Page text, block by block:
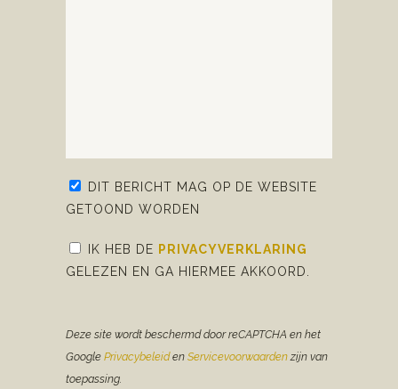
DIT BERICHT MAG OP DE WEBSITE
GETOOND WORDEN
IK HEB DE PRIVACYVERKLARING
GELEZEN EN GA HIERMEE AKKOORD.
Deze site wordt beschermd door reCAPTCHA en het
Google Privacybeleiden Servicevoorwaardenzijn van
toepassing.